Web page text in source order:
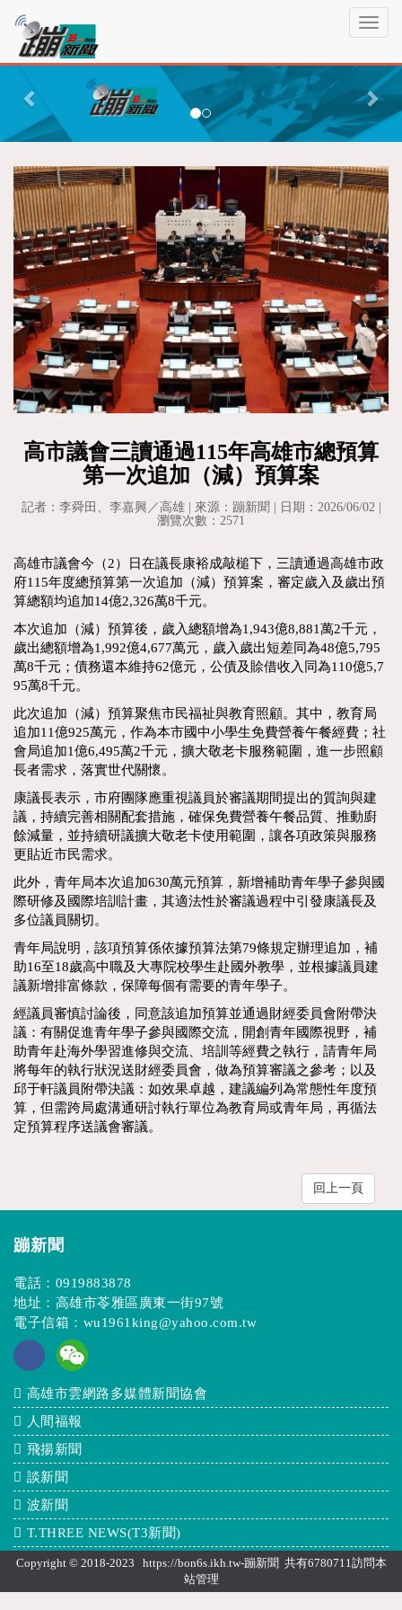
T
g
l
e
v
i
g
a
t
i
o
n
蹦
新
聞P
r
v
i
o
u
s
N
e
x
t
高市議會三讀通過115年高雄市總預算
第一次追加（減）預算案
記者：李舜田、李嘉興／高雄 | 來源：蹦新聞 | 日期：2026/06/02 |
瀏覽次數：2571
高雄市議會今（2）日在議長康裕成敲槌下，三讀通過高雄市政
府115年度總預算第一次追加（減）預算案，審定歲入及歲出預
算總額均追加14億2,326萬8千元。
本次追加（減）預算後，歲入總額增為1,943億8,881萬2千元，
歲出總額增為1,992億4,677萬元，歲入歲出短差同為48億5,795
萬8千元；債務還本維持62億元，公債及賒借收入同為110億5,7
95萬8千元。
此次追加（減）預算聚焦市民福祉與教育照顧。其中，教育局
追加11億925萬元，作為本市國中小學生免費營養午餐經費；社
會局追加1億6,495萬2千元，擴大敬老卡服務範圍，進一步照顧
長者需求，落實世代關懷。
康議長表示，市府團隊應重視議員於審議期間提出的質詢與建
議，持續完善相關配套措施，確保免費營養午餐品質、推動廚
餘減量，並持續研議擴大敬老卡使用範圍，讓各項政策與服務
更貼近市民需求。
此外，青年局本次追加630萬元預算，新增補助青年學子參與國
際研修及國際培訓計畫，其適法性於審議過程中引發康議長及
多位議員關切。
青年局說明，該項預算係依據預算法第79條規定辦理追加，補
助16至18歲高中職及大專院校學生赴國外教學，並根據議員建
議新增排富條款，保障每個有需要的青年學子。
經議員審慎討論後，同意該追加預算並通過財經委員會附帶決
議：有關促進青年學子參與國際交流，開創青年國際視野，補
助青年赴海外學習進修與交流、培訓等經費之執行，請青年局
將每年的執行狀況送財經委員會，做為預算審議之參考；以及
邱于軒議員附帶決議：如效果卓越，建議編列為常態性年度預
算，但需跨局處溝通研討執行單位為教育局或青年局，再循法
定預算程序送議會審議。
回上一頁
蹦新聞
電話： 0919883878
地址：高雄市苓雅區廣東一街97號
電子信箱： wu1961king@yahoo.com.tw
高雄市雲網路多媒體新聞協會
人間福報
飛揚新聞
談新聞
波新聞
T.THREE NEWS(T3新聞)
Copyright © 2018-2023 https://bon6s.ikh.tw-蹦新聞 共有6780711訪問本
站管理